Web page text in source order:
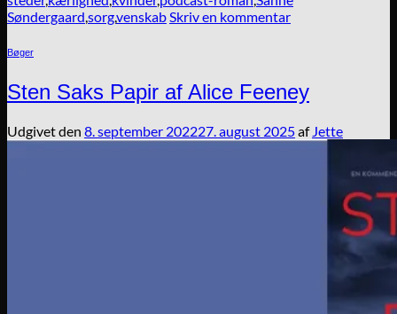
Søndergaard,sorg,venskabSkriv en kommentar
Bøger
Sten Saks Papir af Alice Feeney
Udgivet den 8. september 202227. august 2025af Jette